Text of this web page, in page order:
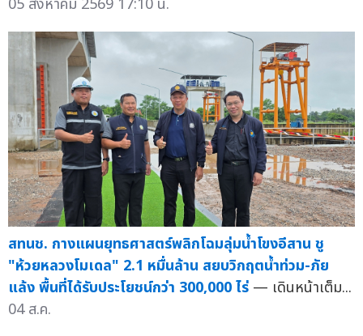
05 สิงหาคม 2569 17:10 น.
สทนช. กางแผนยุทธศาสตร์พลิกโฉมลุ่มน้ำโขงอีสาน ชู
"ห้วยหลวงโมเดล" 2.1 หมื่นล้าน สยบวิกฤตน้ำท่วม-ภัย
แล้ง พื้นที่ได้รับประโยชน์กว่า 300,000 ไร่ — เดินหน้าเต็ม...
04 ส.ค.